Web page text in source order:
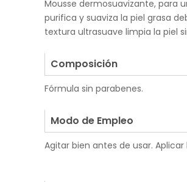
Mousse dermosuavizante, para
purifica y suaviza la piel grasa
textura ultrasuave limpia la piel
Composición
Fórmula sin parabenes.
Modo de Empleo
Agitar bien antes de usar.